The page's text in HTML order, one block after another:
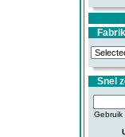
Snel
Gebruik